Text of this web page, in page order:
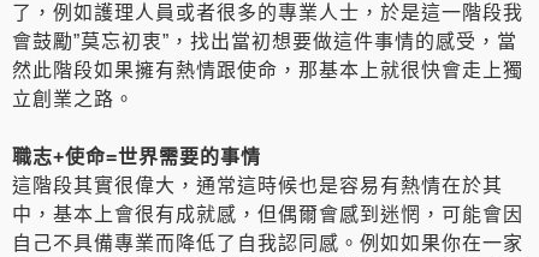
了，例如護理人員或者很多的專業人士，於是這一階段我
會鼓勵”莫忘初衷”，找出當初想要做這件事情的感受，當
然此階段如果擁有熱情跟使命，那基本上就很快會走上獨
立創業之路。
職志+使命=世界需要的事情
這階段其實很偉大，通常這時候也是容易有熱情在於其
中，基本上會很有成就感，但偶爾會感到迷惘，可能會因
自己不具備專業而降低了自我認同感。例如如果你在一家